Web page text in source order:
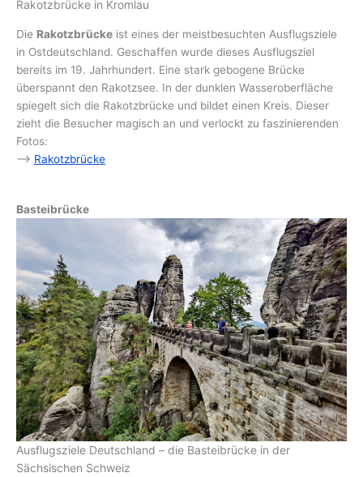
Rakotzbrücke in Kromlau
Die Rakotzbrücke ist eines der meistbesuchten Ausflugsziele
in Ostdeutschland. Geschaffen wurde dieses Ausflugsziel
bereits im 19. Jahrhundert. Eine stark gebogene Brücke
überspannt den Rakotzsee. In der dunklen Wasseroberfläche
spiegelt sich die Rakotzbrücke und bildet einen Kreis. Dieser
zieht die Besucher magisch an und verlockt zu faszinierenden
Fotos:
–> Rakotzbrücke
Basteibrücke
Ausflugsziele Deutschland – die Basteibrücke in der
Sächsischen Schweiz